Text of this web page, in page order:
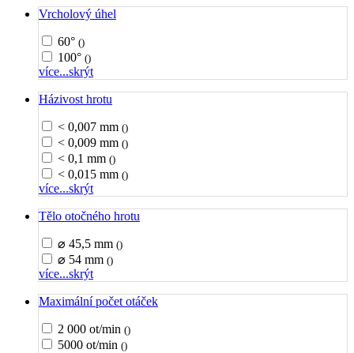
Vrcholový úhel
60° ()
100° ()
více...skrýt
Házivost hrotu
< 0,007 mm ()
< 0,009 mm ()
< 0,1 mm ()
< 0,015 mm ()
více...skrýt
Tělo otočného hrotu
⌀ 45,5 mm ()
⌀ 54 mm ()
více...skrýt
Maximální počet otáček
2 000 ot/min ()
5000 ot/min ()